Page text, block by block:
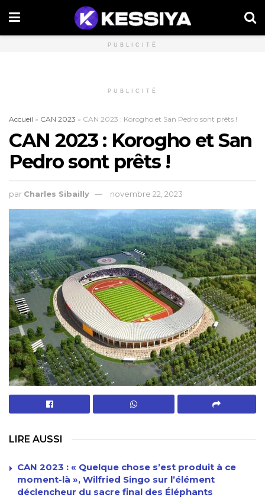
PUBLICITÉ
PUBLICITÉ
Accueil » CAN 2023 » CAN 2023 : Korogho et San Pedro sont prêts !
CAN 2023 : Korogho et San
Pedro sont prêts !
par Charles Sibailly novembre 22, 2023
LIRE AUSSI
CAN 2023 : « Quelque chose s’est produit à ce
moment-là », Wilfried Singo sur l’élément
déclencheur du sacre final des Éléphants